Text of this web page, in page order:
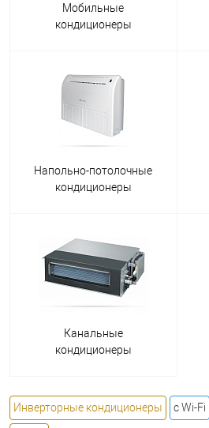
Мобильные
кондиционеры
Напольно-потолочные
кондиционеры
Канальные
кондиционеры
Инверторные кондиционеры с Wi-Fi